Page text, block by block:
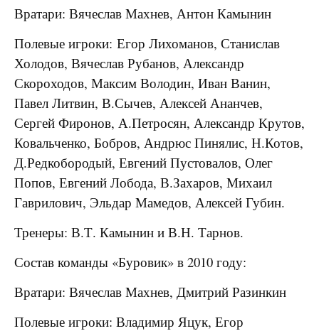
Вратари: Вячеслав Махнев, Антон Камынин
Полевые игроки: Егор Лихоманов, Станислав
Холодов, Вячеслав Рубанов, Александр
Скороходов, Максим Володин, Иван Ванин,
Павел Литвин, В.Сычев, Алексей Ананчев,
Сергей Фиронов, А.Петросян, Александр Крутов,
Ковальченко, Бобров, Андрюс Пинялис, Н.Котов,
Д.Редкобородый, Евгений Пустовалов, Олег
Попов, Евгений Лобода, В.Захаров, Михаил
Гаврилович, Эльдар Мамедов, Алексей Губин.
Тренеры: В.Т. Камынин и В.Н. Тарнов.
Состав команды «Буровик» в 2010 году:
Вратари: Вячеслав Махнев, Дмитрий Разинкин
Полевые игроки: Владимир Яцук, Егор